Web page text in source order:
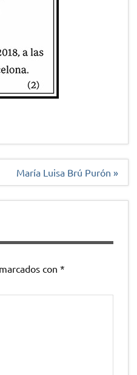
María Luisa Brú Purón »
con *